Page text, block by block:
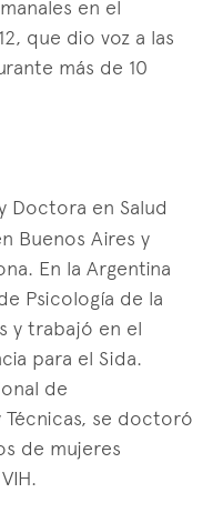
en el
que dio voz a las
más de 10
Doctora en Salud
Buenos Aires y
En la Argentina
Psicología de la
y trabajó en el
para el Sida.
de
Técnicas, se doctoró
de mujeres